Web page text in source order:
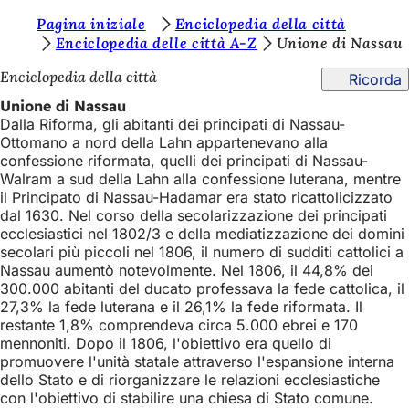
Vai al contenuto
e
t
e
q
u
i
:
Pagina iniziale
Enciclopedia della città
Enciclopedia delle città A-Z
Unione di Nassau
Enciclopedia della città
Ricorda
Unione di Nassau
Dalla Riforma, gli abitanti dei principati di Nassau-
Ottomano a nord della Lahn appartenevano alla
confessione riformata, quelli dei principati di Nassau-
Walram a sud della Lahn alla confessione luterana, mentre
il Principato di Nassau-Hadamar era stato ricattolicizzato
dal 1630. Nel corso della secolarizzazione dei principati
ecclesiastici nel 1802/3 e della mediatizzazione dei domini
secolari più piccoli nel 1806, il numero di sudditi cattolici a
Nassau aumentò notevolmente. Nel 1806, il 44,8% dei
300.000 abitanti del ducato professava la fede cattolica, il
27,3% la fede luterana e il 26,1% la fede riformata. Il
restante 1,8% comprendeva circa 5.000 ebrei e 170
mennoniti. Dopo il 1806, l'obiettivo era quello di
promuovere l'unità statale attraverso l'espansione interna
dello Stato e di riorganizzare le relazioni ecclesiastiche
con l'obiettivo di stabilire una chiesa di Stato comune.